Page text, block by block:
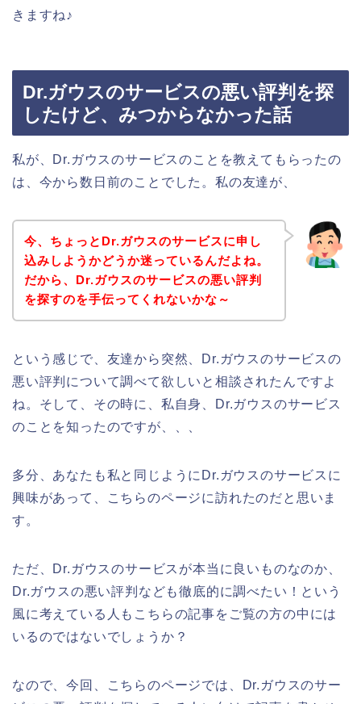
きますね♪
Dr.ガウスのサービスの悪い評判を探
したけど、みつからなかった話
私が、Dr.ガウスのサービスのことを教えてもらったの
は、今から数日前のことでした。私の友達が、
今、ちょっとDr.ガウスのサービスに申し
込みしようかどうか迷っているんだよね。
だから、Dr.ガウスのサービスの悪い評判
を探すのを手伝ってくれないかな～
という感じで、友達から突然、Dr.ガウスのサービスの
悪い評判について調べて欲しいと相談されたんですよ
ね。そして、その時に、私自身、Dr.ガウスのサービス
のことを知ったのですが、、、
多分、あなたも私と同じようにDr.ガウスのサービスに
興味があって、こちらのページに訪れたのだと思いま
す。
ただ、Dr.ガウスのサービスが本当に良いものなのか、
Dr.ガウスの悪い評判なども徹底的に調べたい！という
風に考えている人もこちらの記事をご覧の方の中には
いるのではないでしょうか？
なので、今回、こちらのページでは、Dr.ガウスのサー